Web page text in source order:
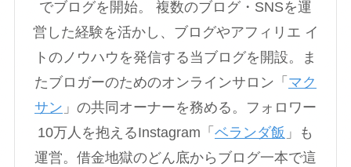
でブログを開始。 複数のブログ・SNSを運
営した経験を活かし、ブログやアフィリエ イ
トのノウハウを発信する当ブログを開設。ま
たブロガーのためのオンラインサロン「 マク
サン 」の共同オーナーを務める。フォロワー
10万人を抱えるInstagram「 ベランダ飯 」も
運営。借金地獄のどん底からブログ一本で這